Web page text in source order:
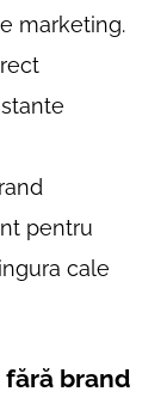
marketing.
pentru
cale
brand